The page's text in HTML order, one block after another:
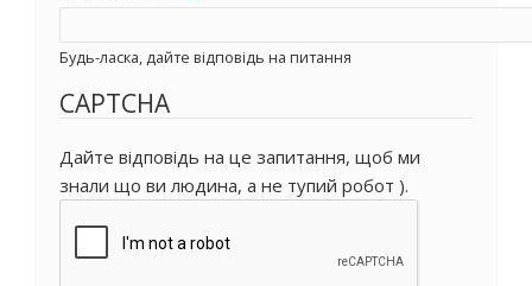
Будь-ласка, дайте відповідь на питання
CAPTCHA
Дайте відповідь на це запитання, щоб ми
знали що ви людина, а не тупий робот ).